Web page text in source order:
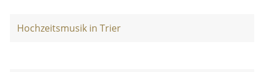
Hochzeitsmusik in Trier